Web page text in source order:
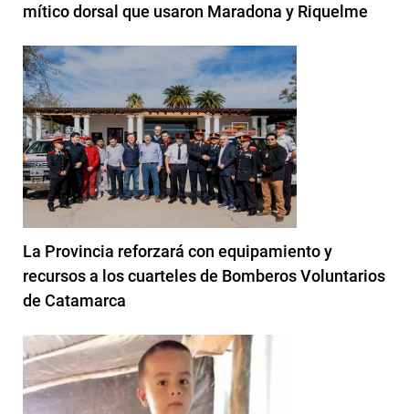
mítico dorsal que usaron Maradona y Riquelme
La Provincia reforzará con equipamiento y
recursos a los cuarteles de Bomberos Voluntarios
de Catamarca